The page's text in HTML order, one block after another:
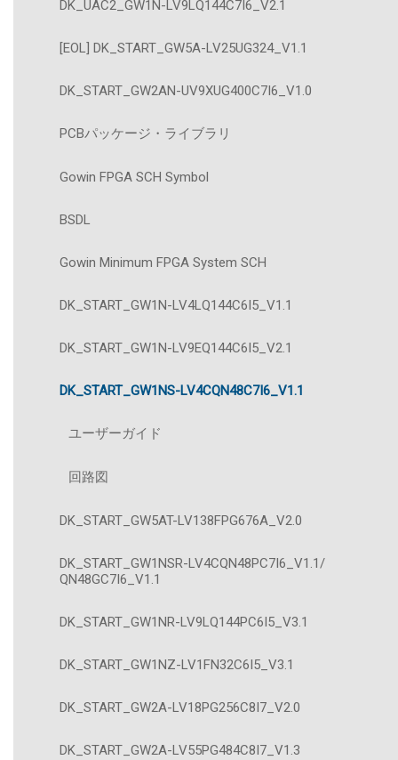
DK_UAC2_GW1N-LV9LQ144C7I6_V2.1
[EOL] DK_START_GW5A-LV25UG324_V1.1
DK_START_GW2AN-UV9XUG400C7I6_V1.0
PCBパッケージ・ライブラリ
Gowin FPGA SCH Symbol
BSDL
Gowin Minimum FPGA System SCH
DK_START_GW1N-LV4LQ144C6I5_V1.1
DK_START_GW1N-LV9EQ144C6I5_V2.1
DK_START_GW1NS-LV4CQN48C7I6_V1.1
ユーザーガイド
回路図
DK_START_GW5AT-LV138FPG676A_V2.0
DK_START_GW1NSR-LV4CQN48PC7I6_V1.1/
QN48GC7I6_V1.1
DK_START_GW1NR-LV9LQ144PC6I5_V3.1
DK_START_GW1NZ-LV1FN32C6I5_V3.1
DK_START_GW2A-LV18PG256C8I7_V2.0
DK_START_GW2A-LV55PG484C8I7_V1.3